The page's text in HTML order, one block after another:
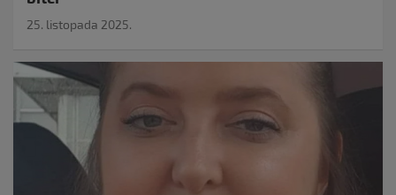
25. listopada 2025.